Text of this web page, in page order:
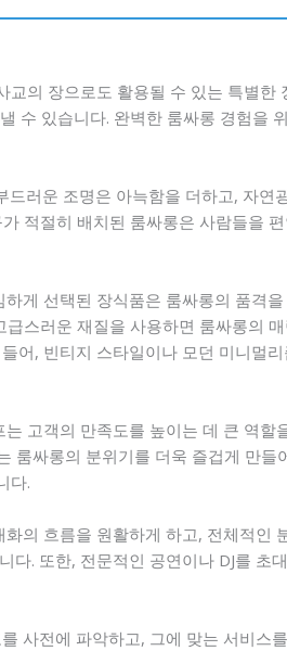
의 장으로도 활용될 수 있는 특별한
수 있습니다. 완벽한 룸싸롱 경험을
러운 조명은 아늑함을 더하고, 자연
적절히 배치된 룸싸롱은 사람들을
게 선택된 장식품은 룸싸롱의 품격
스러운 재질을 사용하면 룸싸롱의
어, 빈티지 스타일이나 모던 미니멀
고객의 만족도를 높이는 데 큰 역할
룸싸롱의 분위기를 더욱 즐겁게 만들
다.
의 흐름을 원활하게 하고, 전체적인
다. 또한, 전문적인 공연이나 DJ를 초
사전에 파악하고, 그에 맞는 서비스